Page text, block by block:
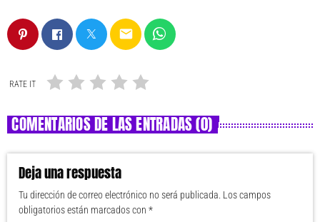
email
RATE IT
COMENTARIOS DE LAS ENTRADAS (0)
Deja una respuesta
Tu dirección de correo electrónico no será publicada. Los campos
obligatorios están marcados con *